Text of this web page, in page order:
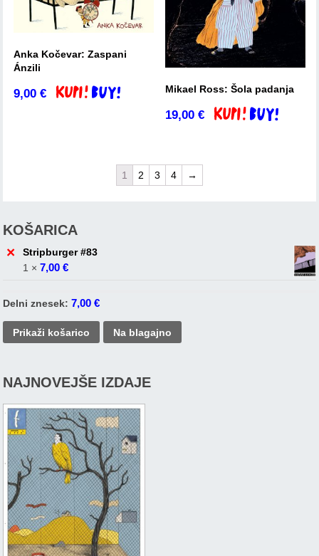
Anka Kočevar: Zaspani
Ánzili
9,00€ Dodaj v košarico Mikael Ross: Šola padanja
19,00€ Dodaj v košarico
1 2 3 4 →
KOŠARICA
×
Stripburger #83
1 ×7,00€
Delni znesek: 7,00€
Prikaži košarico Na blagajno
NAJNOVEJŠE IZDAJE